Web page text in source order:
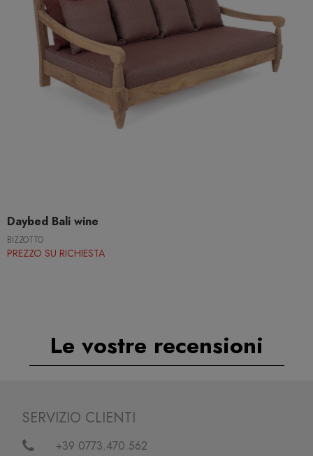
Daybed Bali wine
BIZZOTTO
PREZZO SU RICHIESTA
Le vostre recensioni
SERVIZIO CLIENTI
+39 0773.470.562